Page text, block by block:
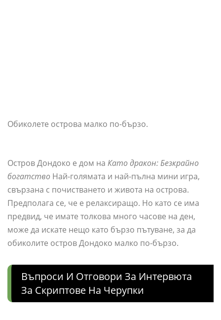
Обиколете острова малко по-бързо.
Остров Дондоко е дом на Като дракон: Безкрайно
богатство Най-голямата и най-пълна мини игра,
свързана с почистването и живота на острова.
Предполага се, че е релаксиращо. Но като се има
предвид, че имате толкова много часове на ден,
може да искате нещо като бързо пътуване, за да
обиколите остров Дондоко малко по-бързо.
Въпроси И Отговори За Интервюта
За Скриптове На Черупки